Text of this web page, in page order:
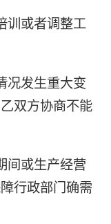
训或者调整工
况发生重大变
双方协商不能
间或生产经营
行政部门确需